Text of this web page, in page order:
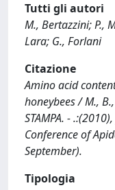
Tutti gli autori
M., Bertazzini; P.,
Lara; G., Forlani
Citazione
Amino acid
honeybees / M.,
STAMPA. -
Conference of
September).
Tipologia